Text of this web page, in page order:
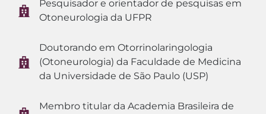
Pesquisador e orientador de pesquisas em
Otoneurologia da UFPR
Doutorando em Otorrinolaringologia
(Otoneurologia) da Faculdade de Medicina
da Universidade de São Paulo (USP)
Membro titular da Academia Brasileira de